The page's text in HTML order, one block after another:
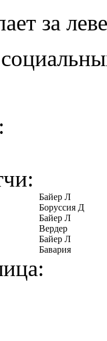
за
Байер Л
Боруссия Д
Байер Л
Вердер
Байер Л
Бавария